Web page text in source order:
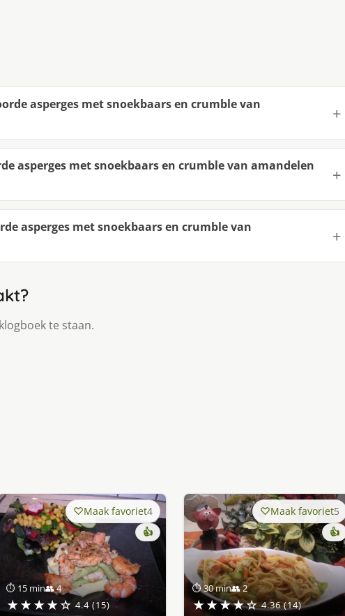
asperges met snoekbaars en crumble van
asperges met snoekbaars en crumble van amandelen
asperges met snoekbaars en crumble van
te staan.
⏱ 15 min👥 4
★★★★☆ 4.4 (15)
Maak favoriet4
👍
⏱ 30 min👥 2
★★★★☆ 4.36 (14)
Maak favoriet5
👍